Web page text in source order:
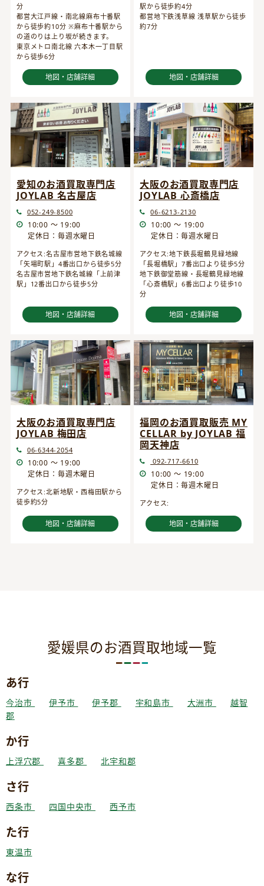
分
都営大江戸線・南北線麻布十番駅
から徒歩約10分 ※麻布十番駅から
の道のりは上り坂が続きます。
東京メトロ南北線 六本木一丁目駅
から徒歩6分
地図・店舗詳細
駅から徒歩約4分
都営地下鉄浅草線 浅草駅から徒歩
約7分
地図・店舗詳細
愛知のお酒買取専門店
JOYLAB 名古屋店
052-249-8500
10:00 ～ 19:00
定休日：毎週水曜日
アクセス:名古屋市営地下鉄名城線
「矢場町駅」4番出口から徒歩5分
名古屋市営地下鉄名城線「上前津
駅」12番出口から徒歩5分
地図・店舗詳細
大阪のお酒買取専門店
JOYLAB 心斎橋店
06-6213-2130
10:00 ～ 19:00
定休日：毎週水曜日
アクセス:地下鉄長堀鶴見緑地線
「長堀橋駅」7番出口より徒歩5分
地下鉄御堂筋線・長堀鶴見緑地線
「心斎橋駅」6番出口より徒歩10
分
地図・店舗詳細
大阪のお酒買取専門店
JOYLAB 梅田店
06-6344-2054
10:00 ～ 19:00
定休日：毎週木曜日
アクセス:北新地駅・西梅田駅から
徒歩約5分
地図・店舗詳細
福岡のお酒買取販売 MY
CELLAR by JOYLAB 福
岡天神店
092-717-6610
10:00 ～ 19:00
定休日：毎週木曜日
アクセス:
地図・店舗詳細
愛媛県のお酒買取地域一覧
あ行
今治市 伊予市 伊予郡 宇和島市 大洲市
越智
郡
か行
上浮穴郡 喜多郡 北宇和郡
さ行
西条市 四国中央市 西予市
た行
東温市
な行